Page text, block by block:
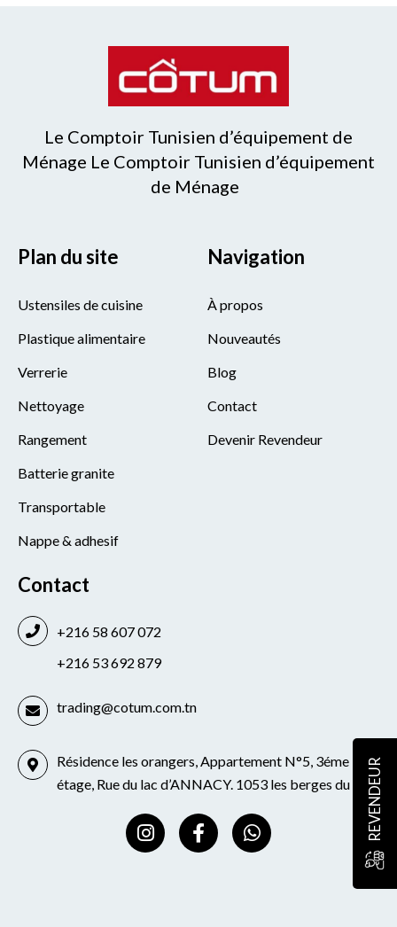
Le Comptoir Tunisien d’équipement de
Ménage Le Comptoir Tunisien d’équipement
de Ménage
Plan du site
Ustensiles de cuisine
Plastique alimentaire
Verrerie
Nettoyage
Rangement
Batterie granite
Transportable
Nappe & adhesif
Navigation
À propos
Nouveautés
Blog
Contact
Devenir Revendeur
Contact
+216 58 607 072
+216 53 692 879
trading@cotum.com.tn
Résidence les orangers, Appartement N°5, 3éme
étage, Rue du lac d’ANNACY. 1053 les berges du lac
I
n
F
a
W
h
REVENDEUR